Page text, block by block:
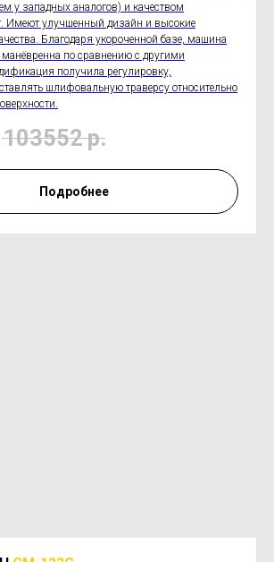
у западных аналогов) и качеством
Имеют улучшенный дизайн и высокие
Благодаря укороченной базе, машина
манёвренна по сравнению с другими
получила регулировку,
шлифовальную траверсу относительно
103552р.
Подробнее